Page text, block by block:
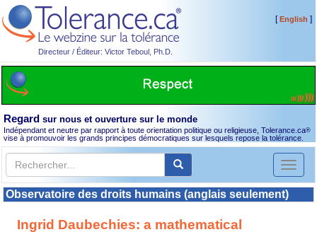
Directeur / Éditeur: Victor Teboul, Ph.D.
[English ]
Regard sur nous et ouverture sur le monde
Indépendant et neutre par rapport à toute orientation politique ou religieuse, Tolerance.ca®
vise à promouvoir les grands principes démocratiques sur lesquels repose la tolérance.
Toggle
Observatoire des droits humains (anglais seulement)
Ingrid Daubechies: a mathematical